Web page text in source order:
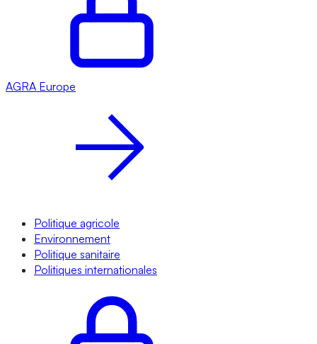
AGRA Europe
Politique agricole
Environnement
Politique sanitaire
Politiques internationales